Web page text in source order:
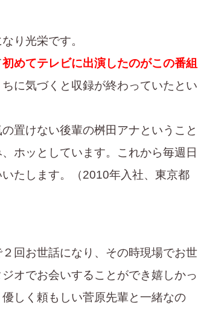
り光栄です。
初めてテレビに出演したのがこの番組
に気づくと収録が終わっていたとい
置けない後輩の桝田アナということ
ホッとしています。これから毎週日
たします。（2010年入社、東京都
回お世話になり、その時現場でお世
オでお会いすることができ嬉しかっ
しく頼もしい菅原先輩と一緒なの